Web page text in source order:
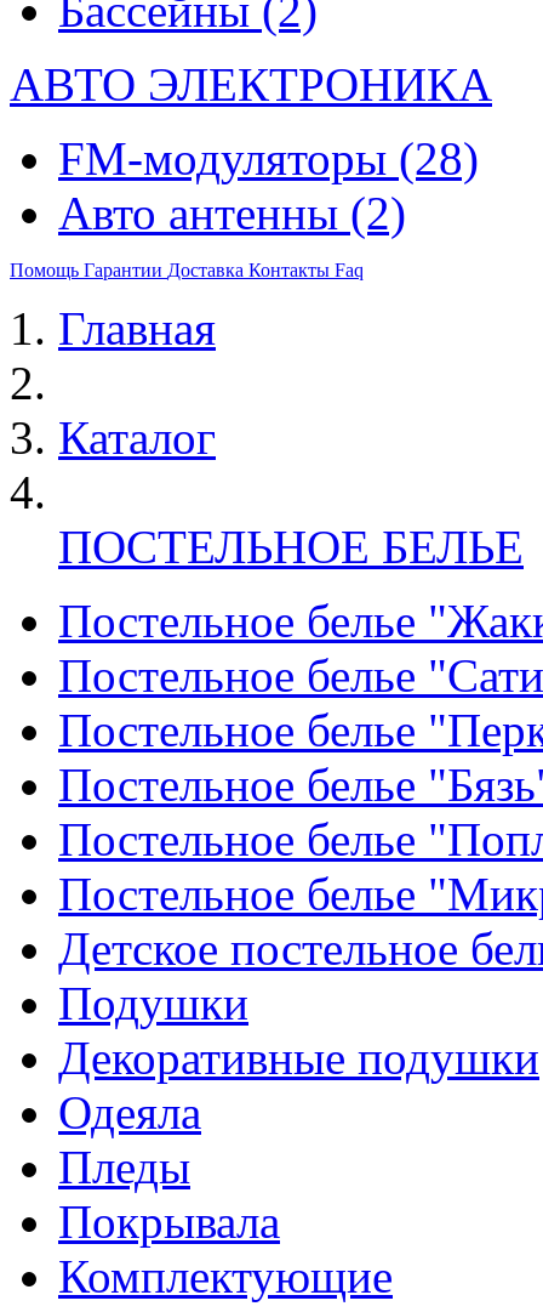
АВТО ЭЛЕКТРОНИКА
FM-модуляторы (28)
Авто антенны (2)
Помощь Гарантии Доставка Контакты Faq
Главная
Каталог
ПОСТЕЛЬНОЕ БЕЛЬЕ
Постельное белье
Постельное белье
Постельное белье
Постельное белье
Постельное белье
Постельное белье
Детское постельное
Подушки
Декоративные подушки
Одеяла
Пледы
Покрывала
Комплектующие